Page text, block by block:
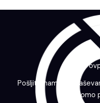
Pošljite nam
vam bomo